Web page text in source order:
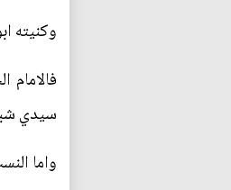
وكنيته
سيدي
واما